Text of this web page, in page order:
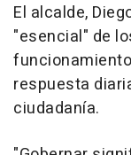
El alcalde,
"esencial" de
respuesta
ciudadanía.